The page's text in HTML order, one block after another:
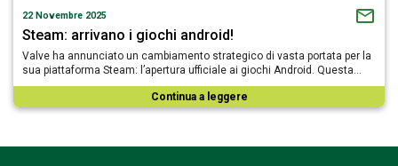
22 Novembre 2025
Steam: arrivano i giochi android!
Valve ha annunciato un cambiamento strategico di vasta portata per la
sua piattaforma Steam: l’apertura ufficiale ai giochi Android. Questa…
Continua a leggere